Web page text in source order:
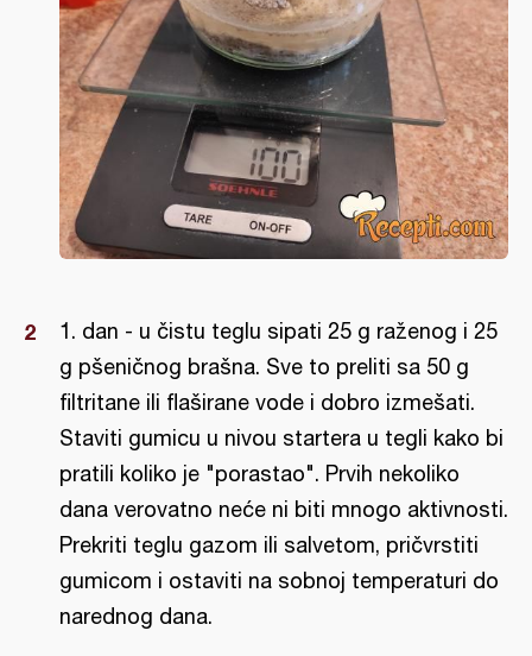
1. dan - u čistu teglu sipati 25 g raženog i 25
g pšeničnog brašna. Sve to preliti sa 50 g
filtritane ili flaširane vode i dobro izmešati.
Staviti gumicu u nivou startera u tegli kako bi
pratili koliko je "porastao". Prvih nekoliko
dana verovatno neće ni biti mnogo aktivnosti.
Prekriti teglu gazom ili salvetom, pričvrstiti
gumicom i ostaviti na sobnoj temperaturi do
narednog dana.